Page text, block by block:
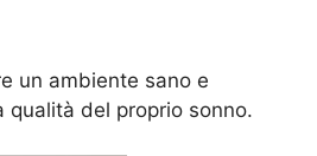
un ambiente sano e
del proprio sonno.